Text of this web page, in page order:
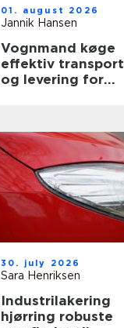
01. august 2026
Jannik Hansen
Vognmand køge
effektiv transport
og levering for
30. july 2026
Sara Henriksen
Industrilakering
hjørring robuste